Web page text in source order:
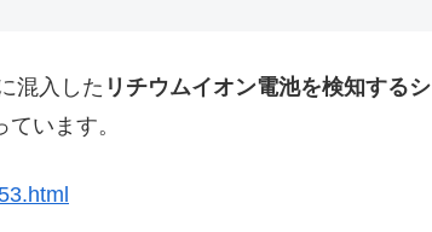
混入した リチウムイオン電池を検知するシ
います。